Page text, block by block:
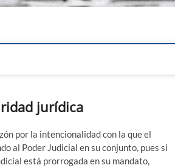
jurídica
por la intencionalidad con la que el
al Poder Judicial en su conjunto, pues si
está prorrogada en su mandato,